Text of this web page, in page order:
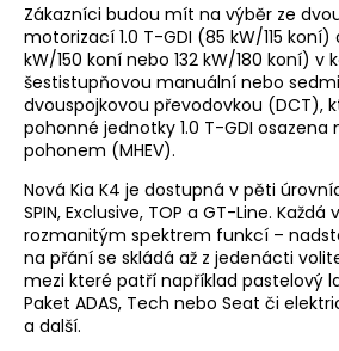
Zákazníci budou mít na výběr ze
motorizací 1.0 T-GDI (85 kW/115 koní)
kW/150 koní nebo 132 kW/180 koní) v
šestistupňovou manuální nebo
dvouspojkovou převodovkou (DCT),
pohonné jednotky 1.0 T-GDI
pohonem (MHEV).
Nová Kia K4 je dostupná v pěti
SPIN, Exclusive, TOP a GT-Line.
rozmanitým spektrem funkcí –
na přání se skládá až z jedenácti
mezi které patří například pastelový
Paket ADAS, Tech nebo Seat či
a další.